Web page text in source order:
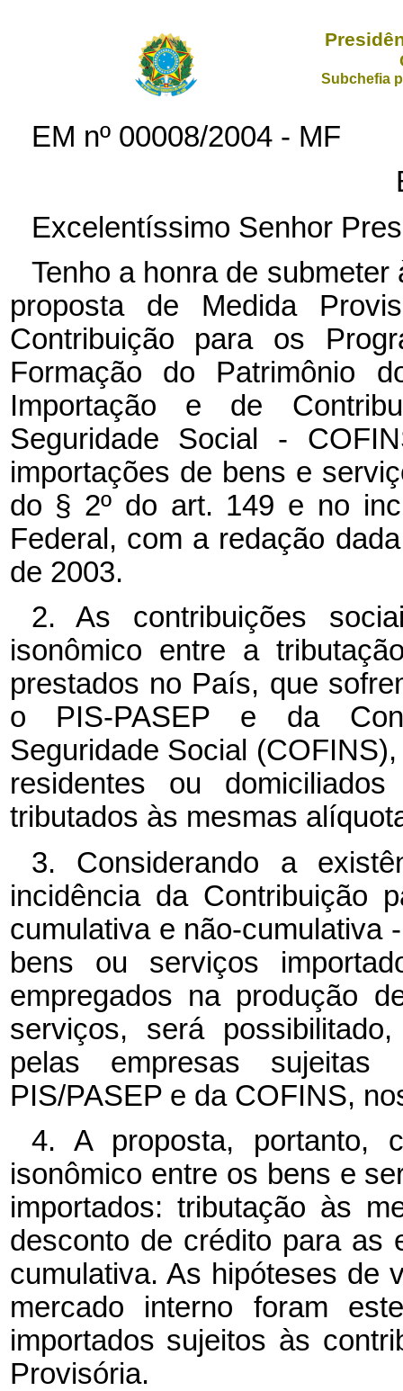
Subchefia
EM nº 00008/2004 - MF
Excelentíssimo Senhor
Tenho a honra de
proposta de Medida
Contribuição para os
Formação do Patrimônio
Importação e de
Seguridade Social -
importações de bens e
do § 2º do art. 149 e no
Federal, com a redação
de 2003.
2. As contribuições
isonômico entre a
prestados no País, que
o PIS-PASEP e da
Seguridade Social
residentes ou
tributados às mesmas
3. Considerando a
incidência da Contribuição
cumulativa e não-cumulativa
bens ou serviços
empregados na produção
serviços, será
pelas empresas sujeitas
PIS/PASEP e da COFINS,
4. A proposta, portanto,
isonômico entre os bens e
importados: tributação às
desconto de crédito para as
cumulativa. As hipóteses de
mercado interno foram
importados sujeitos às
Provisória.